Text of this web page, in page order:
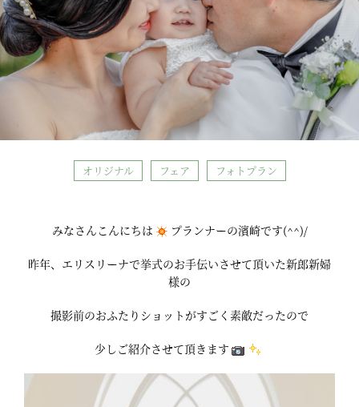
オリジナル フェア フォトプラン
みなさんこんにちは プランナーの濱崎です(^^)/
昨年、エリスリーナで挙式のお手伝いさせて頂いた新郎新婦
様の
撮影前のおふたりショットがすごく素敵だったので
少しご紹介させて頂きます